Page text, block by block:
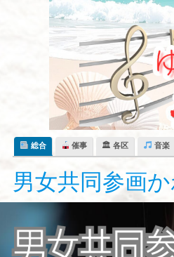
総合 催事 🏛 各区 音楽
男女共同参画